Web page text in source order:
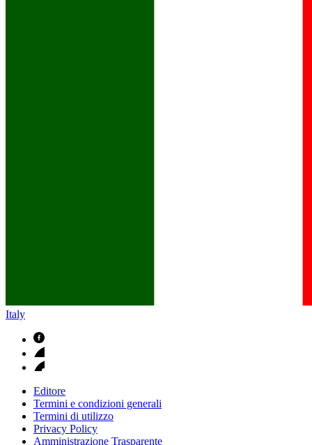
Italy
Editore
Termini e condizioni generali
Termini di utilizzo
Privacy Policy
Amministrazione Trasparente